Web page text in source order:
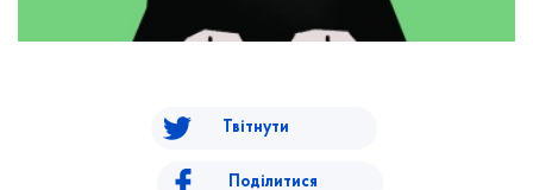
Твітнути
Поділитися